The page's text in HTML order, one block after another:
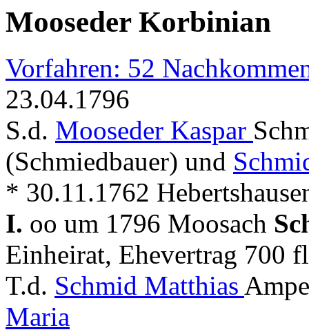
Mooseder Korbinian
Vorfahren: 52
23.04.1796
S.d. Mooseder Kaspar
(Schmiedbauer) und
* 30.11.1762
I. oo um 1796 Moosach
Einheirat, Ehevertrag 700 fl
T.d. Schmid Matthias
Maria